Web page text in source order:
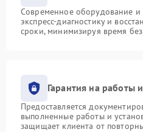
Современное оборудование и
экспресс-диагностику и
сроки, минимизируя время без
Гарантия на работы
Предоставляется
выполненные работы и
защищает клиента от